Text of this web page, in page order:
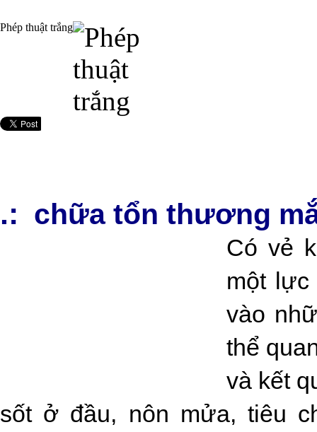
Phép thuật trắng
.: chữa tổn thương
Có vẻ
một lực
vào
thể
và kết
sốt ở đầu, nôn mửa, tiêu